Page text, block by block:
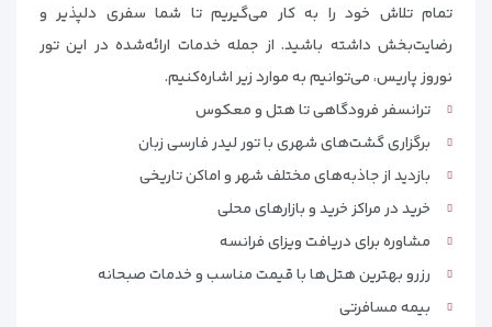
تمام تلاش خود را به کار می‌گیریم تا شما سفری دلپذیر و
رضایت‌بخش داشته باشید. از جمله خدمات ارائه‌شده در این تور
نوروز پاریس، می‌توانیم به موارد زیر اشاره‌کنیم.
ترانسفر فرودگاهی تا هتل و معکوس
برگزاری گشت‌های شهری با تور لیدر فارسی زبان
بازدید از جاذبه‌های مختلف شهر و اماکن تاریخی
خرید در مراکز خرید و بازارهای محلی
مشاوره برای دریافت ویزای فرانسه
رزرو بهترین هتل‌ها با قیمت مناسب و خدمات صبحانه
بیمه مسافرتی